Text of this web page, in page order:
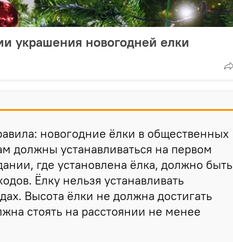
украшения новогодней елки
новогодние ёлки в общественных
должны устанавливаться на первом
где установлена ёлка, должно быть
Ёлку нельзя устанавливать
Высота ёлки не должна достигать
стоять на расстоянии не менее